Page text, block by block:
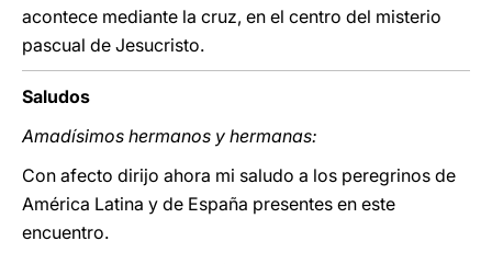
acontece mediante la cruz, en el centro del misterio
pascual de Jesucristo.
Saludos
Amadísimos hermanos y hermanas:
Con afecto dirijo ahora mi saludo a los peregrinos de
América Latina y de España presentes en este
encuentro.